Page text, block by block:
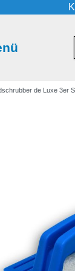
de Luxe 3er